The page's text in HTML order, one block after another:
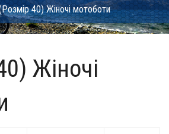
40) Жіночі мотоботи
Жіночі